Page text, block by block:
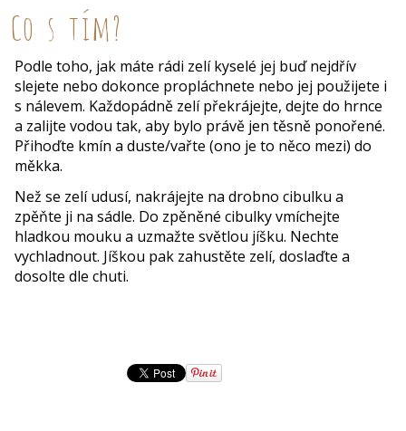
Co s tím?
Podle toho, jak máte rádi zelí kyselé jej buď nejdřív
slejete nebo dokonce propláchnete nebo jej použijete i
s nálevem. Každopádně zelí překrájejte, dejte do hrnce
a zalijte vodou tak, aby bylo právě jen těsně ponořené.
Přihoďte kmín a duste/vařte (ono je to něco mezi) do
měkka.
Než se zelí udusí, nakrájejte na drobno cibulku a
zpěňte ji na sádle. Do zpěněné cibulky vmíchejte
hladkou mouku a uzmažte světlou jíšku. Nechte
vychladnout. Jíškou pak zahustěte zelí, doslaďte a
dosolte dle chuti.